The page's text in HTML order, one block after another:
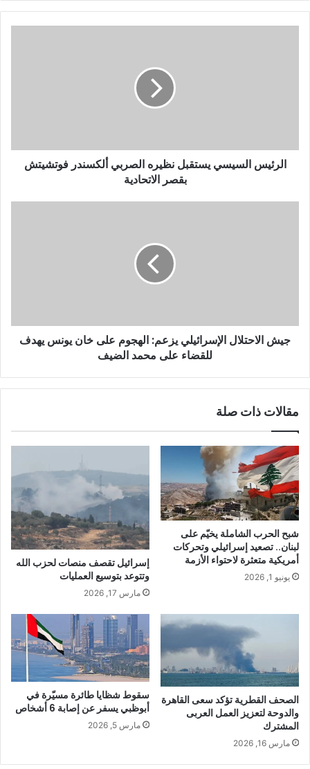
الرئيس السيسي يستقبل نظيره الصربي ألكسندر فوتشيتش
بقصر الاتحادية
جيش الاحتلال الإسرائيلي يزعم: الهجوم على خان يونس يهدف
للقضاء على محمد الضيف
مقالات ذات صلة
شبح الحرب الشاملة يخيّم على
لبنان.. تصعيد إسرائيلي وتحركات
أمريكية متعثرة لاحتواء الأزمة
يونيو 1, 2026
إسرائيل تقصف منصات لحزب الله
وتتوعد بتوسيع العمليات
مارس 17, 2026
الصحف القطرية تؤكد سعى القاهرة
والدوحة لتعزيز العمل العربى
المشترك
مارس 16, 2026
سقوط شظايا طائرة مسيّرة في
أبوظبي يسفر عن إصابة 6 أشخاص
مارس 5, 2026